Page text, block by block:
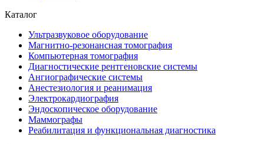
Каталог
Ультразвуковое оборудование
Магнитно-резонансная томография
Компьютерная томография
Диагностические рентгеновские системы
Ангиографические системы
Анестезиология и реанимация
Электрокардиография
Эндоскопическое оборудование
Маммографы
Реабилитация и функциональная диагностика